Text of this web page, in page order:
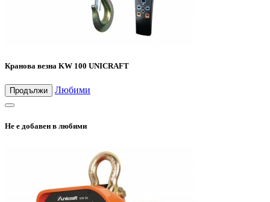
Кранова везна KW 100 UNICRAFT
Продължи Любими
Не е добавен в любими